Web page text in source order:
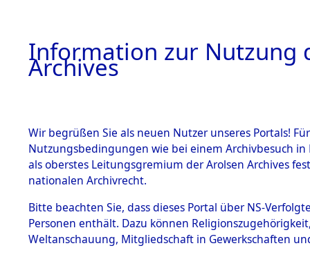
BESTÄNDE
1.
Inhaftierungsdoku
mente
1.2.9 Beim ITS
0002
Information zur Nutzung
Archives
Wir begrüßen Sie als neuen Nutzer unseres Portals!
Nutzungsbedingungen wie bei einem Archivbesuch
als oberstes Leitungsgremium der Arolsen Archives
nationalen Archivrecht.
Bitte beachten Sie, dass dieses Portal über NS-
Personen enthält. Dazu können
Weltanschauung, Mitgliedschaft in Gewerkschaften